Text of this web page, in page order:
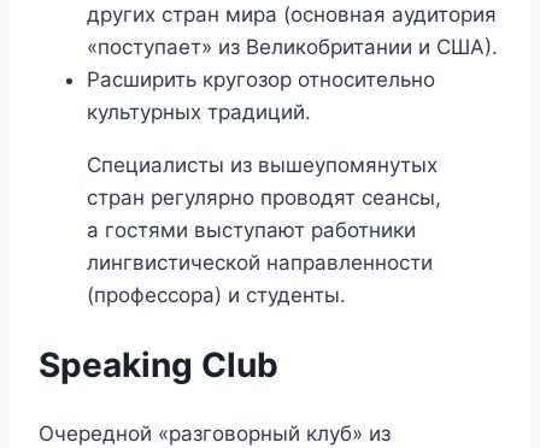
других стран мира (основная аудитория
«поступает» из Великобритании и США).
Расширить кругозор относительно
культурных традиций.
Специалисты из вышеупомянутых
стран регулярно проводят сеансы,
а гостями выступают работники
лингвистической направленности
(профессора) и студенты.
Speaking Club
Очередной «разговорный клуб» из